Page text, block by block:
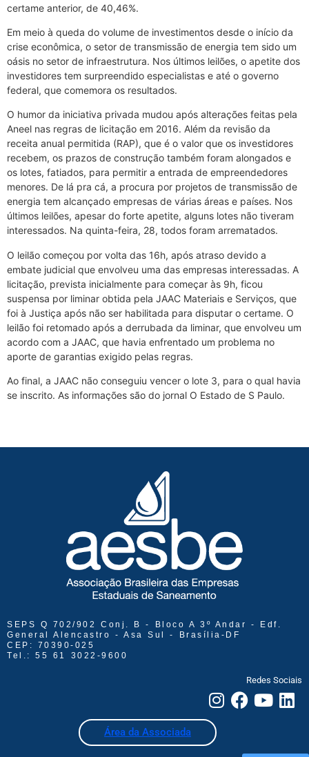
certame anterior, de 40,46%.
Em meio à queda do volume de investimentos desde o início da
crise econômica, o setor de transmissão de energia tem sido um
oásis no setor de infraestrutura. Nos últimos leilões, o apetite dos
investidores tem surpreendido especialistas e até o governo
federal, que comemora os resultados.
O humor da iniciativa privada mudou após alterações feitas pela
Aneel nas regras de licitação em 2016. Além da revisão da
receita anual permitida (RAP), que é o valor que os investidores
recebem, os prazos de construção também foram alongados e
os lotes, fatiados, para permitir a entrada de empreendedores
menores. De lá pra cá, a procura por projetos de transmissão de
energia tem alcançado empresas de várias áreas e países. Nos
últimos leilões, apesar do forte apetite, alguns lotes não tiveram
interessados. Na quinta-feira, 28, todos foram arrematados.
O leilão começou por volta das 16h, após atraso devido a
embate judicial que envolveu uma das empresas interessadas. A
licitação, prevista inicialmente para começar às 9h, ficou
suspensa por liminar obtida pela JAAC Materiais e Serviços, que
foi à Justiça após não ser habilitada para disputar o certame. O
leilão foi retomado após a derrubada da liminar, que envolveu um
acordo com a JAAC, que havia enfrentado um problema no
aporte de garantias exigido pelas regras.
Ao final, a JAAC não conseguiu vencer o lote 3, para o qual havia
se inscrito. As informações são do jornal O Estado de S Paulo.
SEPS Q 702/902 Conj. B - Bloco A 3º Andar - Edf.
General Alencastro - Asa Sul - Brasília-DF
CEP: 70390-025
Tel.: 55 61 3022-9600
Redes Sociais
Área da Associada